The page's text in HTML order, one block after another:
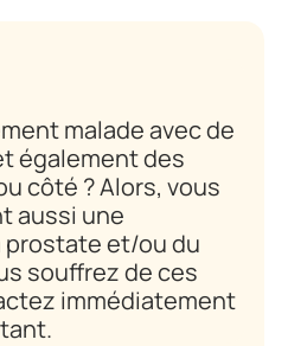
malade avec de
également des
côté ? Alors, vous
aussi une
prostate et/ou du
souffrez de ces
immédiatement